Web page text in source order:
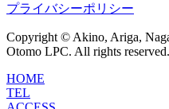
プライバシーポリシー
Copyright © Akino, Ariga,
Otomo LPC. All rights reserved.
HOME
TEL